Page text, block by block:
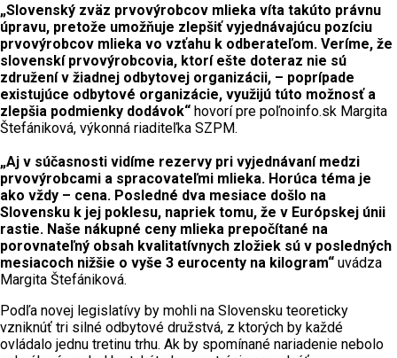
„Slovenský zväz prvovýrobcov mlieka víta takúto právnu
úpravu, pretože umožňuje zlepšiť vyjednávajúcu pozíciu
prvovýrobcov mlieka vo vzťahu k odberateľom. Veríme, že
slovenskí prvovýrobcovia, ktorí ešte doteraz nie sú
združení v žiadnej odbytovej organizácii, – poprípade
existujúce odbytové organizácie, využijú túto možnosť a
zlepšia podmienky dodávok“ hovorí pre poľnoinfo.sk Margita
Štefániková, výkonná riaditeľka SZPM.
„Aj v súčasnosti vidíme rezervy pri vyjednávaní medzi
prvovýrobcami a spracovateľmi mlieka. Horúca téma je
ako vždy – cena. Posledné dva mesiace došlo na
Slovensku k jej poklesu, napriek tomu, že v Európskej únii
rastie. Naše nákupné ceny mlieka prepočítané na
porovnateľný obsah kvalitatívnych zložiek sú v posledných
mesiacoch nižšie o vyše 3 eurocenty na kilogram“ uvádza
Margita Štefániková.
Podľa novej legislatívy by mohli na Slovensku teoreticky
vzniknúť tri silné odbytové družstvá, z ktorých by každé
ovládalo jednu tretinu trhu. Ak by spomínané nariadenie nebolo